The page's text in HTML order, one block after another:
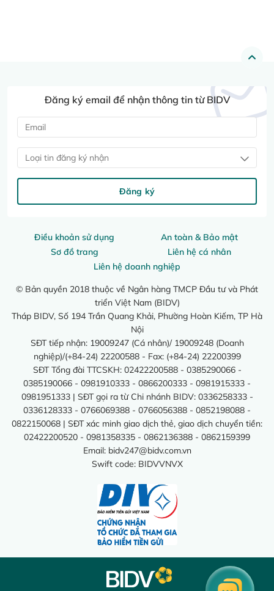
Điều khoản sử dụng
An toàn & Bảo mật
Sơ đồ trang
Liên hệ cá nhân
Liên hệ doanh nghiệp
© Bản quyền 2018 thuộc về Ngân hàng TMCP Đầu tư và Phát
triển Việt Nam (BIDV)
Tháp BIDV, Số 194 Trần Quang Khải, Phường Hoàn Kiếm, TP Hà
Nội
SĐT tiếp nhận: 19009247 (Cá nhân)/ 19009248 (Doanh
nghiệp)/(+84-24) 22200588 - Fax: (+84-24) 22200399
SĐT Tổng đài TTCSKH: 02422200588 - 0385290066 -
0385190066 - 0981910333 - 0866200333 - 0981915333 -
0981951333 | SĐT gọi ra từ Chi nhánh BIDV: 0336258333 -
0336128333 - 0766069388 - 0766056388 - 0852198088 -
0822150068 | SĐT xác minh giao dịch thẻ, giao dịch chuyển tiền:
02422200520 - 0981358335 - 0862136388 - 0862159399
Email: bidv247@bidv.com.vn
Swift code: BIDVVNVX
Đăng ký email để nhận thông tin từ BIDV
Loại tin đăng ký nhận
Đăng ký